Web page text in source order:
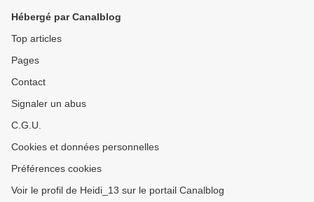
Hébergé par Canalblog
Top articles
Pages
Contact
Signaler un abus
C.G.U.
Cookies et données personnelles
Préférences cookies
Voir le profil de Heidi_13 sur le portail Canalblog